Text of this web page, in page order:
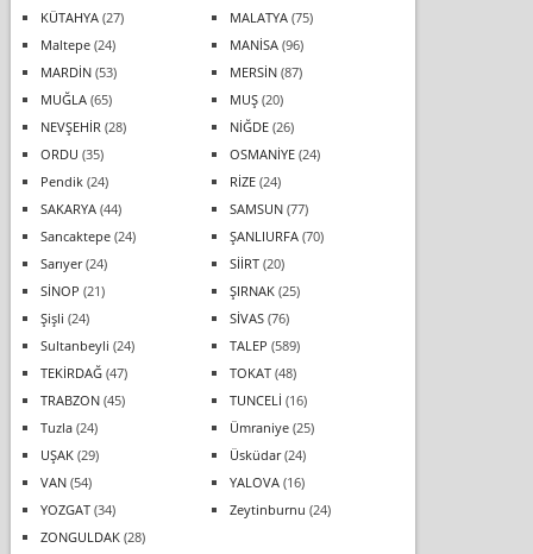
KÜTAHYA(27) MALATYA(75)
Maltepe(24) MANİSA(96)
MARDİN(53) MERSİN(87)
MUĞLA(65) MUŞ(20)
NEVŞEHİR (28) NİĞDE(26)
ORDU (35) OSMANİYE(24)
Pendik(24) RİZE(24)
SAKARYA(44) SAMSUN(77)
Sancaktepe(24) ŞANLIURFA(70)
Sarıyer(24) SİİRT(20)
SİNOP (21) ŞIRNAK(25)
Şişli (24) SİVAS(76)
Sultanbeyli (24) TALEP (589)
TEKİRDAĞ(47) TOKAT(48)
TRABZON(45) TUNCELİ (16)
Tuzla(24) Ümraniye(25)
UŞAK(29) Üsküdar(24)
VAN(54) YALOVA(16)
YOZGAT(34) Zeytinburnu (24)
ZONGULDAK(28)